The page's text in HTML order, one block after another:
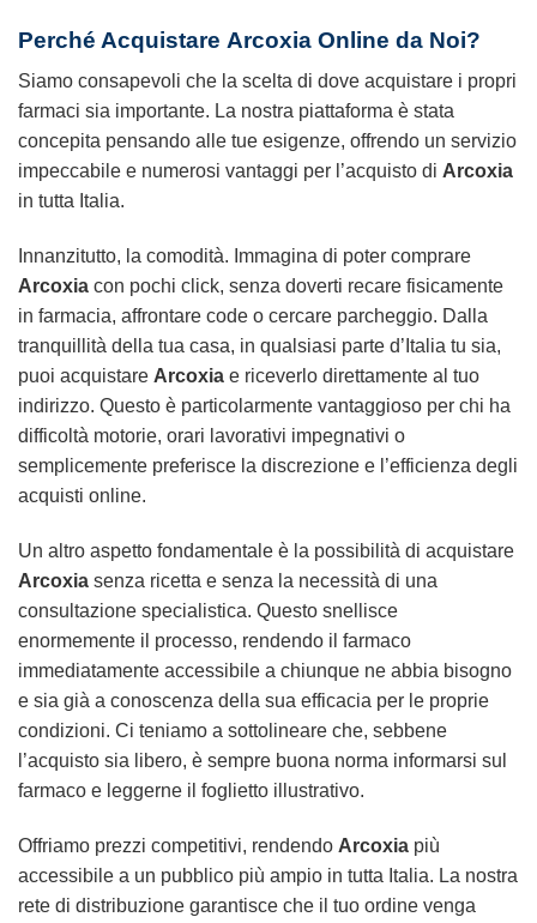
Perché Acquistare Arcoxia Online da Noi?
Siamo consapevoli che la scelta di dove acquistare i propri
farmaci sia importante. La nostra piattaforma è stata
concepita pensando alle tue esigenze, offrendo un servizio
impeccabile e numerosi vantaggi per l’acquisto di Arcoxia
in tutta Italia.
Innanzitutto, la comodità. Immagina di poter comprare
Arcoxia con pochi click, senza doverti recare fisicamente
in farmacia, affrontare code o cercare parcheggio. Dalla
tranquillità della tua casa, in qualsiasi parte d’Italia tu sia,
puoi acquistare Arcoxia e riceverlo direttamente al tuo
indirizzo. Questo è particolarmente vantaggioso per chi ha
difficoltà motorie, orari lavorativi impegnativi o
semplicemente preferisce la discrezione e l’efficienza degli
acquisti online.
Un altro aspetto fondamentale è la possibilità di acquistare
Arcoxia senza ricetta e senza la necessità di una
consultazione specialistica. Questo snellisce
enormemente il processo, rendendo il farmaco
immediatamente accessibile a chiunque ne abbia bisogno
e sia già a conoscenza della sua efficacia per le proprie
condizioni. Ci teniamo a sottolineare che, sebbene
l’acquisto sia libero, è sempre buona norma informarsi sul
farmaco e leggerne il foglietto illustrativo.
Offriamo prezzi competitivi, rendendo Arcoxia più
accessibile a un pubblico più ampio in tutta Italia. La nostra
rete di distribuzione garantisce che il tuo ordine venga